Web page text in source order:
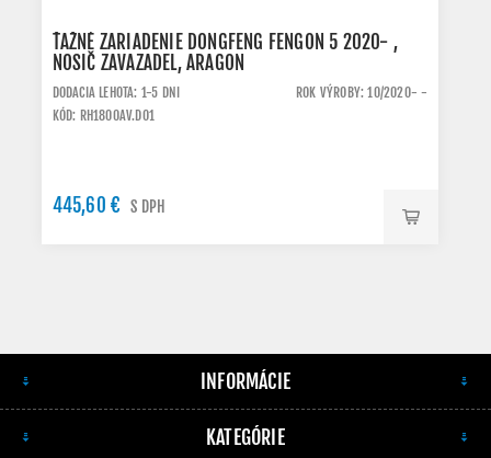
ŤAŽNÉ ZARIADENIE DONGFENG FENGON 5 2020- ,
NOSIČ ZAVAZADEL, ARAGON
DODACIA LEHOTA: 1-5 DNI
ROK VÝROBY: 10/2020- -
KÓD: RH1800AV.DO1
445,60 € S DPH
INFORMÁCIE
KATEGÓRIE